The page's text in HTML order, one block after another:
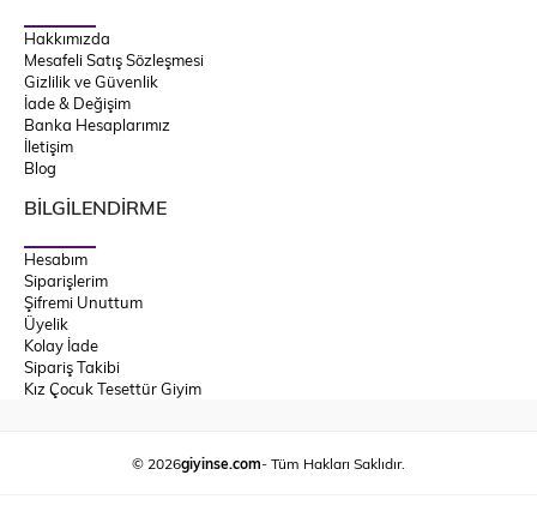
Hakkımızda
Mesafeli Satış Sözleşmesi
Gizlilik ve Güvenlik
İade & Değişim
Banka Hesaplarımız
İletişim
Blog
BİLGİLENDİRME
Hesabım
Siparişlerim
Şifremi Unuttum
Üyelik
Kolay İade
Sipariş Takibi
Kız Çocuk Tesettür Giyim
© 2026giyinse.com- Tüm Hakları Saklıdır.